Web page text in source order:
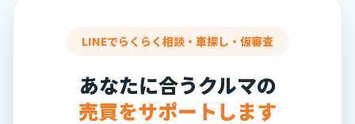
LINEでらくらく相談・車探し・仮審査
あなたに合うクルマの
売買をサポートします